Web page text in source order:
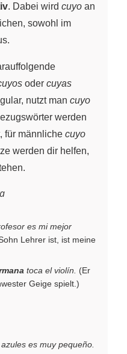
. Dabei wird cuyo an
sowohl im
oder cuyas
nutzt man cuyo
werden
für männliche cuyo
werden dir helfen,
es mi mejor
Lehrer ist, ist meine
toca el violín.
(Er
Geige spielt.)
es muy pequeño.